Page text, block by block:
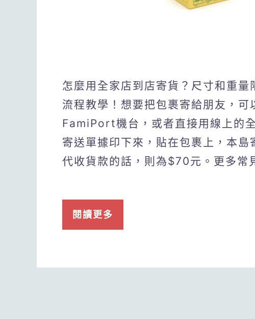
怎麼用全家店到店寄貨？尺寸和重
流程教學！想要把包裹寄給朋友，可
FamiPort機台，或者直接用線上的
寄送單據印下來，貼在包裹上，本
代收貨款的話，則為$70元。更多常
閱讀更多